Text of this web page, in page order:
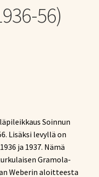
56)
Soinnun
Lisäksi levyllä on
ja 1937. Nämä
Gramola-
Weberin aloitteesta